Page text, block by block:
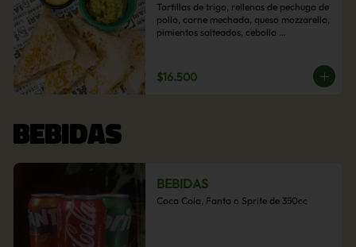
Tortillas de trigo, rellenas de pechuga de
pollo, carne mechada, queso mozzarella,
pimientos salteados, cebolla
$16.500
BEBIDAS
BEBIDAS
Coca Cola, Fanta o Sprite de 350cc